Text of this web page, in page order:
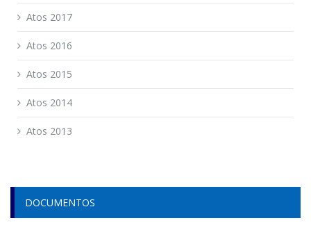
Atos 2017
Atos 2016
Atos 2015
Atos 2014
Atos 2013
DOCUMENTOS